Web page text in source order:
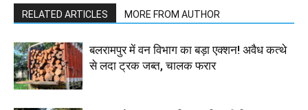
RELATED ARTICLES MORE FROM AUTHOR
बलरामपुर में वन विभाग का बड़ा एक्शन! अवैध कत्थे
से लदा ट्रक जब्त, चालक फरार